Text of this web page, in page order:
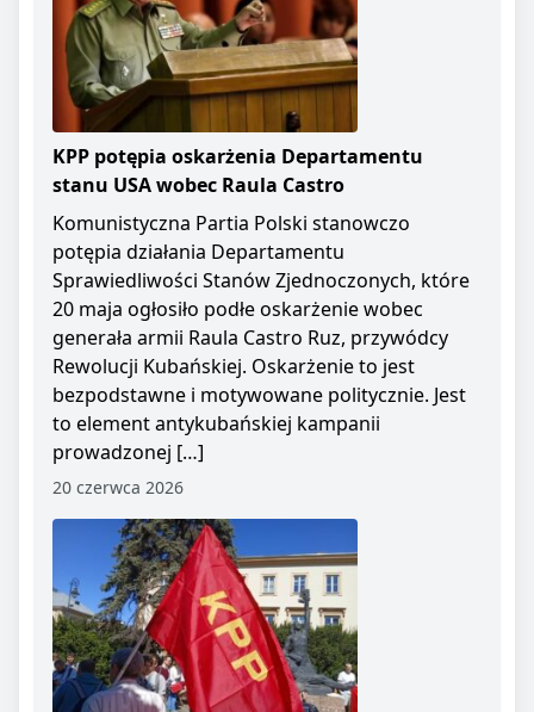
KPP potępia oskarżenia Departamentu
stanu USA wobec Raula Castro
Komunistyczna Partia Polski stanowczo
potępia działania Departamentu
Sprawiedliwości Stanów Zjednoczonych, które
20 maja ogłosiło podłe oskarżenie wobec
generała armii Raula Castro Ruz, przywódcy
Rewolucji Kubańskiej. Oskarżenie to jest
bezpodstawne i motywowane politycznie. Jest
to element antykubańskiej kampanii
prowadzonej […]
20 czerwca 2026